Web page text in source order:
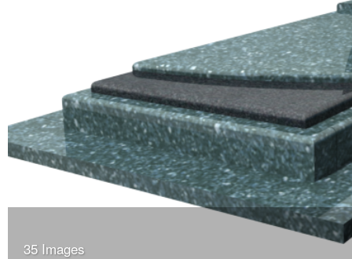
35 Images